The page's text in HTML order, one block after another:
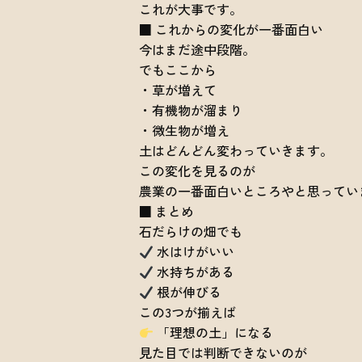
これが大事です。
■ これからの変化が一番面白い
今はまだ途中段階。
でもここから
・草が増えて
・有機物が溜まり
・微生物が増え
土はどんどん変わっていきます。
この変化を見るのが
農業の一番面白いところやと思って
■ まとめ
石だらけの畑でも
水はけがいい
水持ちがある
根が伸びる
この3つが揃えば
「理想の土」になる
見た目では判断できないのが